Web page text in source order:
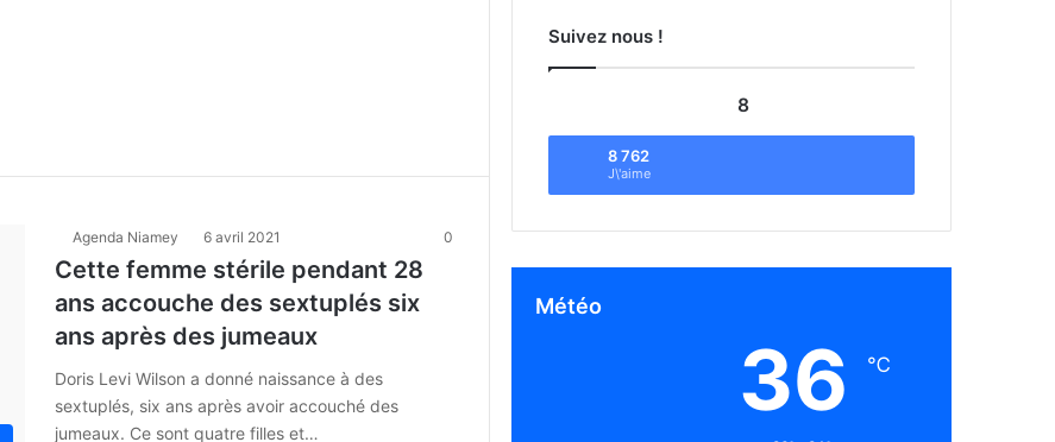
Agenda Niamey 6 avril 2021 0
Cette femme stérile pendant 28
ans accouche des sextuplés six
ans après des jumeaux
Doris Levi Wilson a donné naissance à des
sextuplés, six ans après avoir accouché des
jumeaux. Ce sont quatre filles et…
Suivez nous !
8
8 762
J\'aime
Météo
36 ℃